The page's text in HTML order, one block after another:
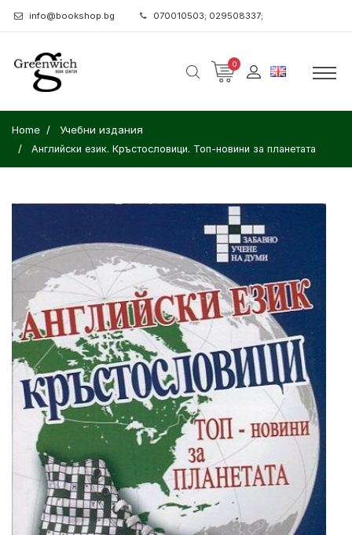
info@bookshop.bg 070010503; 029508337;
0
Home Учебни издания
Английски език. Кръстословици. Топ-новини за планетата